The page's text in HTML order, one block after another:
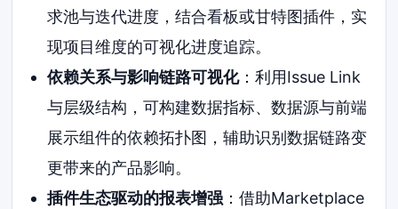
求池与迭代进度，结合看板或甘特图插件，实
现项目维度的可视化进度追踪。
依赖关系与影响链路可视化：利用Issue Link
与层级结构，可构建数据指标、数据源与前端
展示组件的依赖拓扑图，辅助识别数据链路变
更带来的产品影响。
插件生态驱动的报表增强：借助Marketplace